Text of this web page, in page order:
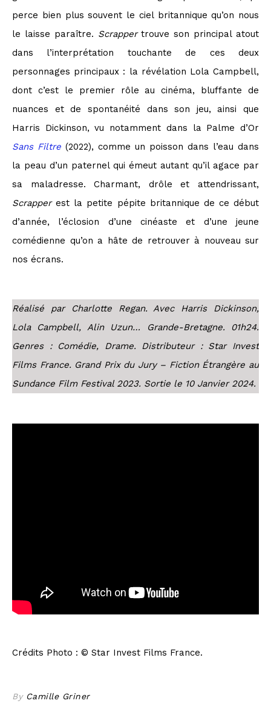
perce bien plus souvent le ciel britannique qu’on nous
le laisse paraître. Scrappertrouve son principal atout
dans l’interprétation touchante de ces deux
personnages principaux : la révélation Lola Campbell,
dont c’est le premier rôle au cinéma, bluffante de
nuances et de spontanéité dans son jeu, ainsi que
Harris Dickinson, vu notamment dans la Palme d’Or
Sans Filtre (2022), comme un poisson dans l’eau dans
la peau d’un paternel qui émeut autant qu’il agace par
sa maladresse. Charmant, drôle et attendrissant,
Scrapperest la petite pépite britannique de ce début
d’année, l’éclosion d’une cinéaste et d’une jeune
comédienne qu’on a hâte de retrouver à nouveau sur
nos écrans.
Réalisé par Charlotte Regan. Avec Harris Dickinson,
Lola Campbell, Alin Uzun… Grande-Bretagne. 01h24.
Genres : Comédie, Drame. Distributeur : Star Invest
Films France. Grand Prix du Jury – Fiction Étrangère au
Sundance Film Festival 2023. Sortie le 10 Janvier 2024.
Crédits Photo : © Star Invest Films France.
By Camille Griner